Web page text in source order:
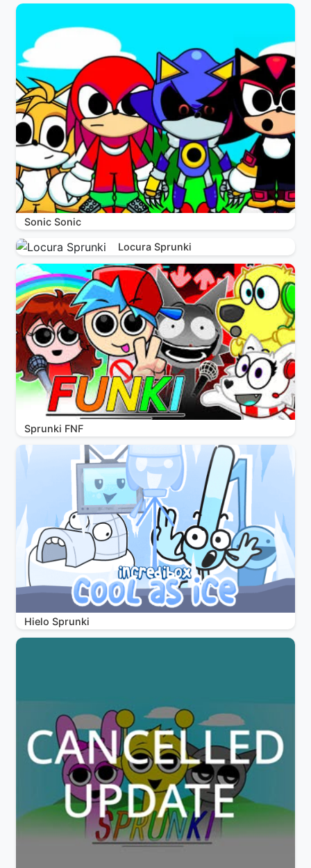
Sonic Sonic
Locura Sprunki
Sprunki FNF
Hielo Sprunki